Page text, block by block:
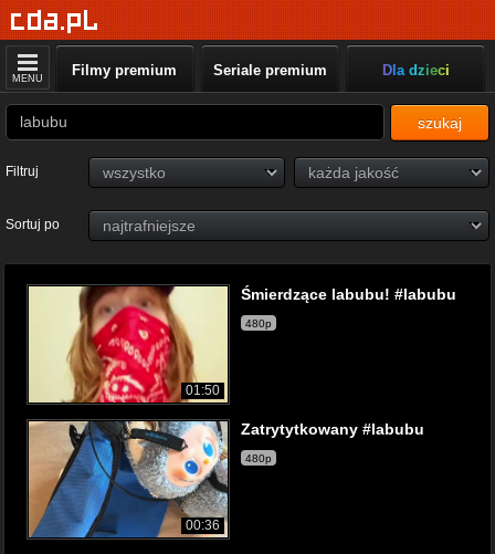
MENU Filmy premium Seriale premium Dla dzieci
szukaj
Filtruj
Sortuj po
01:50
Śmierdzące labubu! #labubu
480p
00:36
Zatrytytkowany #labubu
480p